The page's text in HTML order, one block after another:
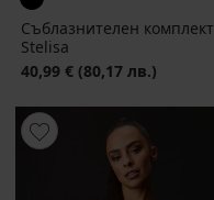
Съблазнителен комплект
Stelisa
40,99 € (80,17 лв.)